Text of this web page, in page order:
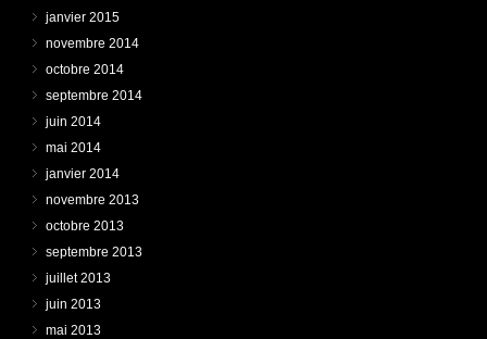
janvier 2015
novembre 2014
octobre 2014
septembre 2014
juin 2014
mai 2014
janvier 2014
novembre 2013
octobre 2013
septembre 2013
juillet 2013
juin 2013
mai 2013